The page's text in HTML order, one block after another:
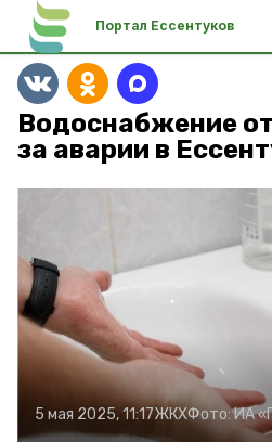
Портал Ессентуков
Водоснабжение
за аварии в
5 мая 2025, 11:17ЖКХФото:ИА